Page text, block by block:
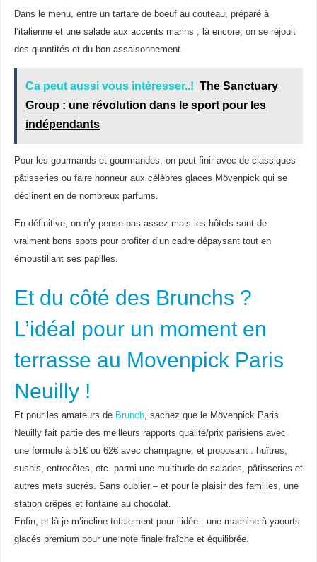
Dans le menu, entre un tartare de boeuf au couteau, préparé à
l’italienne et une salade aux accents marins ; là encore, on se réjouit
des quantités et du bon assaisonnement.
Ca peut aussi vous intéresser..! The Sanctuary
Group : une révolution dans le sport pour les
indépendants
Pour les gourmands et gourmandes, on peut finir avec de classiques
pâtisseries ou faire honneur aux célèbres glaces Mövenpick qui se
déclinent en de nombreux parfums.
En définitive, on n’y pense pas assez mais les hôtels sont de
vraiment bons spots pour profiter d’un cadre dépaysant tout en
émoustillant ses papilles.
Et du côté des Brunchs ?
L’idéal pour un moment en
terrasse au Movenpick Paris
Neuilly !
Et pour les amateurs de Brunch, sachez que le Mövenpick Paris
Neuilly fait partie des meilleurs rapports qualité/prix parisiens avec
une formule à 51€ ou 62€ avec champagne, et proposant : huîtres,
sushis, entrecôtes, etc. parmi une multitude de salades, pâtisseries et
autres mets sucrés. Sans oublier – et pour le plaisir des familles, une
station crêpes et fontaine au chocolat.
Enfin, et là je m’incline totalement pour l’idée : une machine à yaourts
glacés premium pour une note finale fraîche et équilibrée.